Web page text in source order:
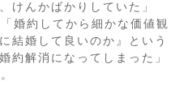
けんかばかりしていた」
婚約してから細かな価値観
結婚して良いのか』という
約解消になってしまった」